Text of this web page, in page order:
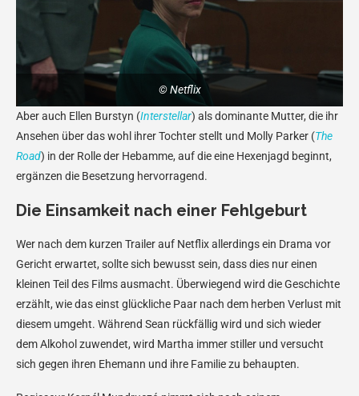
© Netflix
Aber auch Ellen Burstyn (Interstellar) als dominante Mutter, die ihr
Ansehen über das wohl ihrer Tochter stellt und Molly Parker (The
Road) in der Rolle der Hebamme, auf die eine Hexenjagd beginnt,
ergänzen die Besetzung hervorragend.
Die Einsamkeit nach einer Fehlgeburt
Wer nach dem kurzen Trailer auf Netflix allerdings ein Drama vor
Gericht erwartet, sollte sich bewusst sein, dass dies nur einen
kleinen Teil des Films ausmacht. Überwiegend wird die Geschichte
erzählt, wie das einst glückliche Paar nach dem herben Verlust mit
diesem umgeht. Während Sean rückfällig wird und sich wieder
dem Alkohol zuwendet, wird Martha immer stiller und versucht
sich gegen ihren Ehemann und ihre Familie zu behaupten.